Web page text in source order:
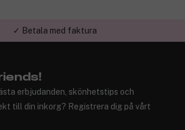
✓ Betala med faktura
erbjudanden, skönhetstips och
till din inkorg? Registrera dig på vårt